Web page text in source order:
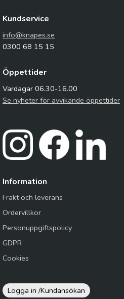
Kundservice
info@knapes.se
0300 68 15 15
Öppettider
Vardagar 06.30-16.00
Se nyheter för avvikande öppettider
Information
Frakt och leverans
Ordervillkor
Personuppgiftspolicy
GDPR
Cookies
Logga in /Kundansökan